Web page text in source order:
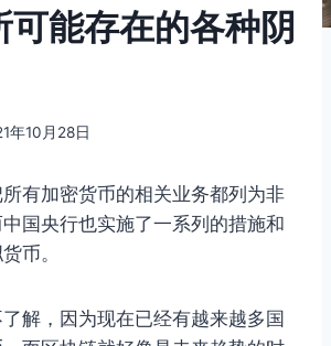
可能存在的各种阴
年10月28日
有加密货币的相关业务都列为非
国央行也实施了一系列的措施和
币。
解，因为现在已经有越来越多国